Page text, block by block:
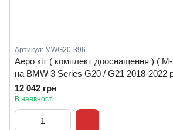
Артикул: MWG20-396
Аеро кіт ( комплект дооснащення ) (
на BMW 3 Series G20 / G21 2018-2022
12 042 грн
В наявності